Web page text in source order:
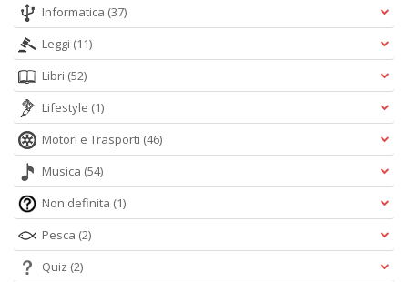
Informatica (37)
Leggi (11)
Libri (52)
Lifestyle (1)
Motori e Trasporti (46)
Musica (54)
Non definita (1)
Pesca (2)
Quiz (2)